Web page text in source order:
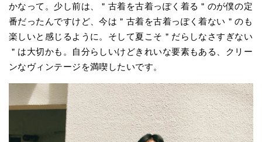
かなって。少し前は、＂古着を古着っぽく着る＂のが僕の定
番だったんですけど、今は＂古着を古着っぽく着ない＂のも
楽しいと感じるように。そして夏こそ＂だらしなさすぎない
＂は大切かも。自分らしいけどきれいな要素もある、クリー
ンなヴィンテージを満喫したいです。